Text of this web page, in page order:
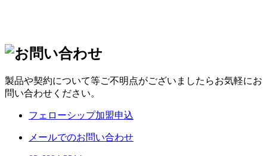
製品や契約について等ご不明点がございましたらお気軽にお
問い合わせください。
フェローシップ加盟申込
メールでのお問い合わせ